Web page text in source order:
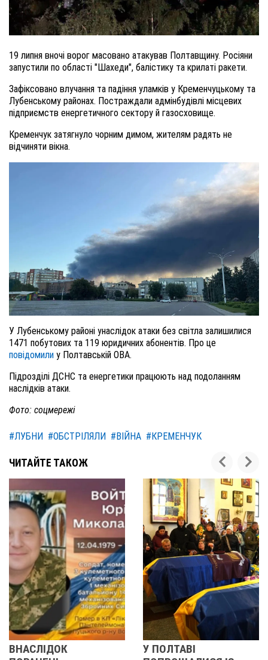
19 липня вночі ворог масовано атакував Полтавщину. Росіяни
запустили по області "Шахеди", балістику та крилаті ракети.
Зафіксовано влучання та падіння уламків у Кременчуцькому та
Лубенському районах. Постраждали адмінбудівлі місцевих
підприємств енергетичного сектору й газосховище.
Кременчук затягнуло чорним димом, жителям радять не
відчиняти вікна.
У Лубенському районі унаслідок атаки без світла залишилися
1471 побутових та 119 юридичних абонентів. Про це
повідомили у Полтавській ОВА.
Підрозділі ДСНС та енергетики працюють над подоланням
наслідків атаки.
Фото: соцмережі
#ЛУБНИ #ОБСТРІЛЯЛИ #ВІЙНА #КРЕМЕНЧУК
ЧИТАЙТЕ ТАКОЖ
У ПОЛТАВІ